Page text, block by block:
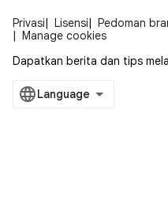
Privasi Lisensi Pedoman
Manage cookies
Dapatkan berita dan tips